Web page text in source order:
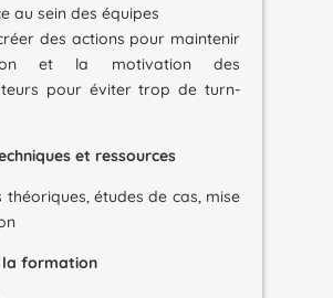
au sein des équipes
des actions pour maintenir
et la motivation des
pour éviter trop de turn-
et ressources
théoriques, études de cas, mise
la formation